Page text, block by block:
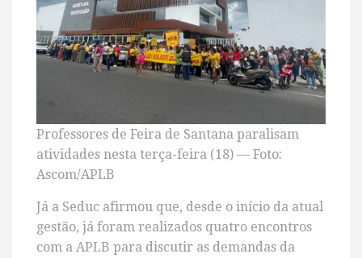
Professores de Feira de Santana paralisam
atividades nesta terça-feira (18) — Foto:
Ascom/APLB
Já a Seduc afirmou que, desde o início da atual
gestão, já foram realizados quatro encontros
com a APLB para discutir as demandas da